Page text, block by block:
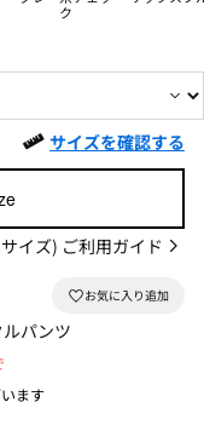
ク
サイズを確認する
イズ) ご利用ガイド
パンツ
ます